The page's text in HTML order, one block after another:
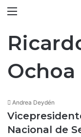
Andrea Deydén
Nacional de